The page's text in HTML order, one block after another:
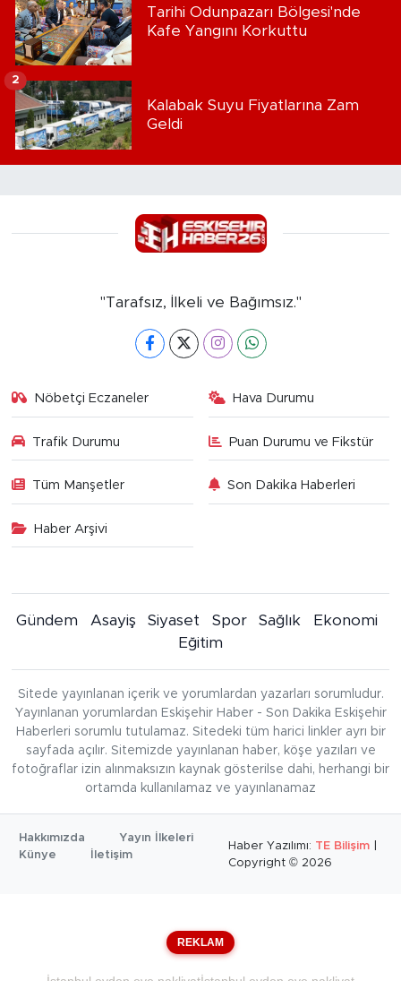
Tarihi Odunpazarı Bölgesi'nde
Kafe Yangını Korkuttu
Kalabak Suyu Fiyatlarına Zam
Geldi
2
"Tarafsız, İlkeli ve Bağımsız."
Nöbetçi Eczaneler Hava Durumu
Trafik Durumu Puan Durumu ve Fikstür
Tüm Manşetler Son Dakika Haberleri
Haber Arşivi
Gündem Asayiş Siyaset Spor Sağlık
Ekonomi
Eğitim
Sitede yayınlanan içerik ve yorumlardan yazarları sorumludur.
Yayınlanan yorumlardan Eskişehir Haber - Son Dakika Eskişehir
Haberleri sorumlu tutulamaz. Sitedeki tüm harici linkler ayrı bir
sayfada açılır. Sitemizde yayınlanan haber, köşe yazıları ve
fotoğraflar izin alınmaksızın kaynak gösterilse dahi, herhangi bir
ortamda kullanılamaz ve yayınlanamaz
Hakkımızda
Yayın İlkeleri
Künye
İletişim
Haber Yazılımı: TE Bilişim
Copyright © 2026
REKLAM